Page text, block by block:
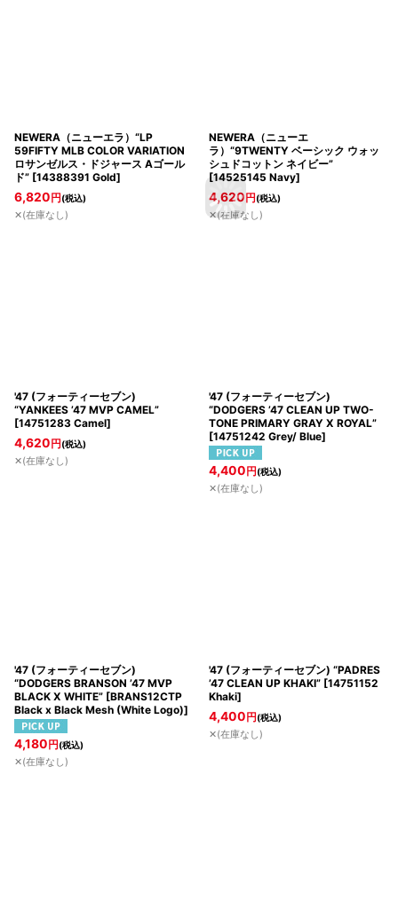
NEWERA（ニューエラ）“LP
59FIFTY MLB COLOR VARIATION
ロサンゼルス・ドジャース Aゴール
ド” [14388391 Gold]
6,820円(税込)
✕(在庫なし)
NEWERA（ニューエ
ラ）“9TWENTY ベーシック ウォッ
シュドコットン ネイビー”
[14525145 Navy]
4,620円(税込)
✕(在庫なし)
'47 (フォーティーセブン)
“YANKEES ’47 MVP CAMEL”
[14751283 Camel]
4,620円(税込)
✕(在庫なし)
'47 (フォーティーセブン)
“DODGERS ’47 CLEAN UP TWO-
TONE PRIMARY GRAY X ROYAL”
[14751242 Grey/ Blue]
4,400円(税込)
✕(在庫なし)
'47 (フォーティーセブン)
“DODGERS BRANSON ’47 MVP
BLACK X WHITE” [BRANS12CTP
Black x Black Mesh (White Logo)]
4,180円(税込)
✕(在庫なし)
'47 (フォーティーセブン) “PADRES
’47 CLEAN UP KHAKI” [14751152
Khaki]
4,400円(税込)
✕(在庫なし)